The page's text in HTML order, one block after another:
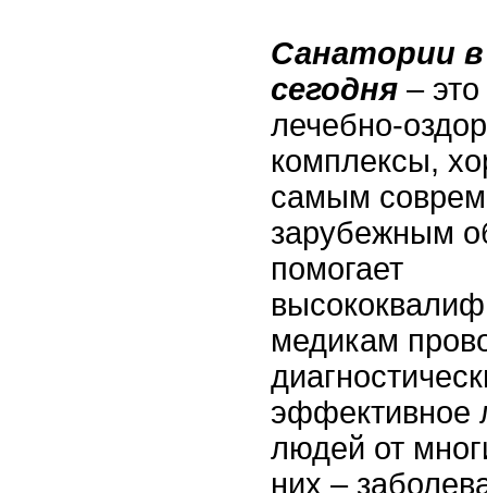
Санатории в
сегодня –
лечебно-
комплексы,
самым
зарубежным
помогает
медикам
эффективное
людей от
них –